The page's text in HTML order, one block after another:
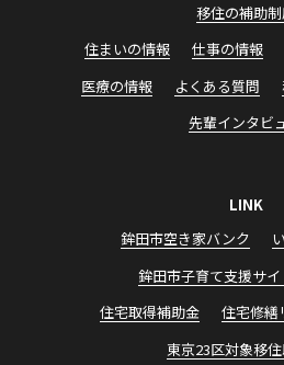
移住の補助
住まいの情報
仕事の情報
医療の情報
よくある質問
先輩インタビ
LINK
鉾田市空き家バンク
鉾⽥市⼦育て⽀援サイ
住宅取得補助⾦
住宅修繕
東京23区対象移